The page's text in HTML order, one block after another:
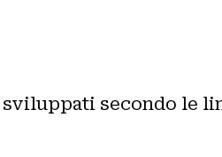
sviluppati secondo le